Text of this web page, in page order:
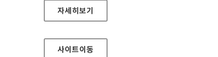
한화인 채용 홈페이지
자세히보기
사이트이동